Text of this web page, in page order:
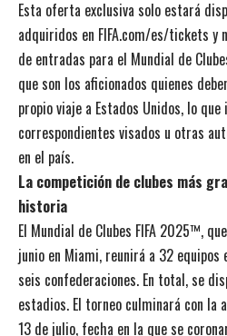
Esta oferta exclusiva solo estará
adquiridos en FIFA.com/es/tickets y
de entradas para el Mundial de
que son los aficionados quienes
propio viaje a Estados Unidos, lo
correspondientes visados u otras
en el país.
La competición de clubes más
historia
El Mundial de Clubes FIFA 2025™,
junio en Miami, reunirá a 32
seis confederaciones. En total, se
estadios. El torneo culminará con la
13 de julio, fecha en la que se